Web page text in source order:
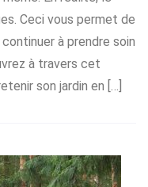
Ceci vous permet de
à prendre soin
à travers cet
son jardin en […]